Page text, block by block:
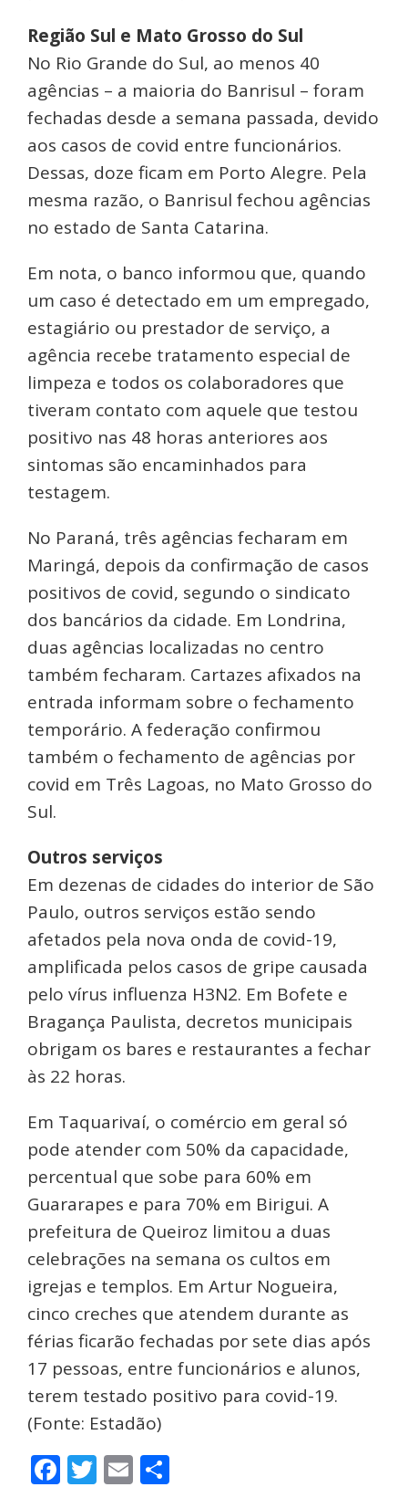
Região Sul e Mato Grosso do Sul
No Rio Grande do Sul, ao menos 40
agências – a maioria do Banrisul – foram
fechadas desde a semana passada, devido
aos casos de covid entre funcionários.
Dessas, doze ficam em Porto Alegre. Pela
mesma razão, o Banrisul fechou agências
no estado de Santa Catarina.
Em nota, o banco informou que, quando
um caso é detectado em um empregado,
estagiário ou prestador de serviço, a
agência recebe tratamento especial de
limpeza e todos os colaboradores que
tiveram contato com aquele que testou
positivo nas 48 horas anteriores aos
sintomas são encaminhados para
testagem.
No Paraná, três agências fecharam em
Maringá, depois da confirmação de casos
positivos de covid, segundo o sindicato
dos bancários da cidade. Em Londrina,
duas agências localizadas no centro
também fecharam. Cartazes afixados na
entrada informam sobre o fechamento
temporário. A federação confirmou
também o fechamento de agências por
covid em Três Lagoas, no Mato Grosso do
Sul.
Outros serviços
Em dezenas de cidades do interior de São
Paulo, outros serviços estão sendo
afetados pela nova onda de covid-19,
amplificada pelos casos de gripe causada
pelo vírus influenza H3N2. Em Bofete e
Bragança Paulista, decretos municipais
obrigam os bares e restaurantes a fechar
às 22 horas.
Em Taquarivaí, o comércio em geral só
pode atender com 50% da capacidade,
percentual que sobe para 60% em
Guararapes e para 70% em Birigui. A
prefeitura de Queiroz limitou a duas
celebrações na semana os cultos em
igrejas e templos. Em Artur Nogueira,
cinco creches que atendem durante as
férias ficarão fechadas por sete dias após
17 pessoas, entre funcionários e alunos,
terem testado positivo para covid-19.
(Fonte: Estadão)
Facebook
Twitter
Email